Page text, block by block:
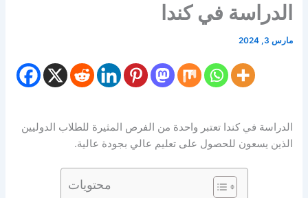
الدراسة في كندا
مارس 3, 2024
الدراسة في كندا تعتبر واحدة من الفرص المثيرة للطلاب الدوليين
الذين يسعون للحصول على تعليم عالي بجودة عالية.
محتويات